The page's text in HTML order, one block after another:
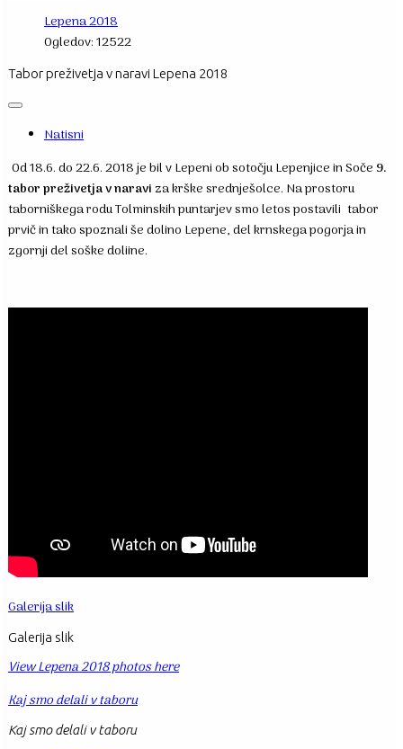
Lepena 2018
Ogledov: 12522
Tabor preživetja v naravi Lepena 2018
Natisni
Od 18.6. do 22.6. 2018 je bil v Lepeni ob sotočju Lepenjice in Soče 9.
tabor preživetja v naravi za krške srednješolce. Na prostoru
taborniškega rodu Tolminskih puntarjev smo letos postavili tabor
prvič in tako spoznali še dolino Lepene, del krnskega pogorja in
zgornji del soške doliine.
Galerija slik
Galerija slik
View Lepena 2018 photos here
Kaj smo delali v taboru
Kaj smo delali v taboru